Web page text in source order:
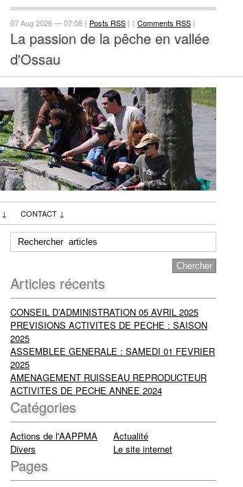
07 Aug 2026 — 07:08 { Posts RSS} { Comments RSS}
La passion de la pêche en vallée
d'Ossau
↓ CONTACT ↓
Articles récents
CONSEIL D’ADMINISTRATION 05 AVRIL 2025
PREVISIONS ACTIVITES DE PECHE : SAISON
2025
ASSEMBLEE GENERALE : SAMEDI 01 FEVRIER
2025
AMENAGEMENT RUISSEAU REPRODUCTEUR
ACTIVITES DE PECHE ANNEE 2024
Catégories
Actions de l'AAPPMA
Actualité
Divers
Le site internet
Pages